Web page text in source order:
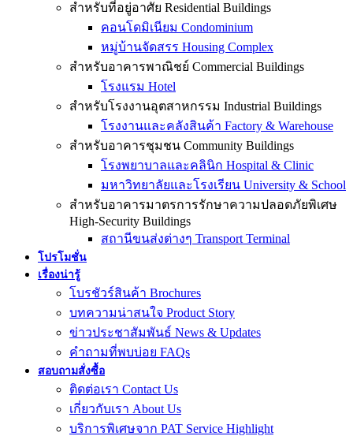
สำหรับที่อยู่อาศัย Residential Buildings
คอนโดมิเนียม Condominium
หมู่บ้านจัดสรร Housing Complex
สำหรับอาคารพาณิชย์ Commercial Buildings
โรงแรม Hotel
สำหรับโรงงานอุตสาหกรรม Industrial Buildings
โรงงานและคลังสินค้า Factory & Warehouse
สำหรับอาคารชุมชน Community Buildings
โรงพยาบาลและคลินิก Hospital & Clinic
มหาวิทยาลัยและโรงเรียน University & School
สำหรับอาคารมาตรการรักษาความปลอดภัยพิเศษ
High-Security Buildings
สถานีขนส่งต่างๆ Transport Terminal
โปรโมชั่น
เรื่องน่ารู้
โบรชัวร์สินค้า Brochures
บทความน่าสนใจ Product Story
ข่าวประชาสัมพันธ์ News & Updates
คำถามที่พบบ่อย FAQs
สอบถามสั่งซื้อ
ติดต่อเรา Contact Us
เกี่ยวกับเรา About Us
บริการพิเศษจาก PAT Service Highlight